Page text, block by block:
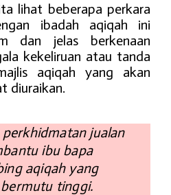
lihat beberapa perkara
ibadah aqiqah ini
dan jelas berkenaan
kekeliruan atau tanda
aqiqah yang akan
diuraikan.
jualan
ibu bapa
aqiqah yang
tinggi.